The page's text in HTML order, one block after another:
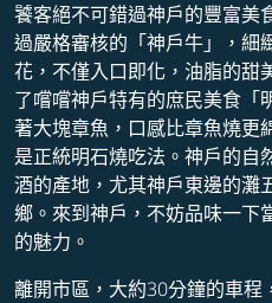
饕客絕不可錯過神戶的豐富美
過嚴格審核的「神戶牛」，細
花，不僅入口即化，油脂的甜
了嚐嚐神戶特有的庶民美食「
著大塊章魚，口感比章魚燒更
是正統明石燒吃法。神戶的自
酒的產地，尤其神戶東邊的灘
鄉。來到神戶，不妨品味一下
的魅力。
離開市區，大約30分鐘的車